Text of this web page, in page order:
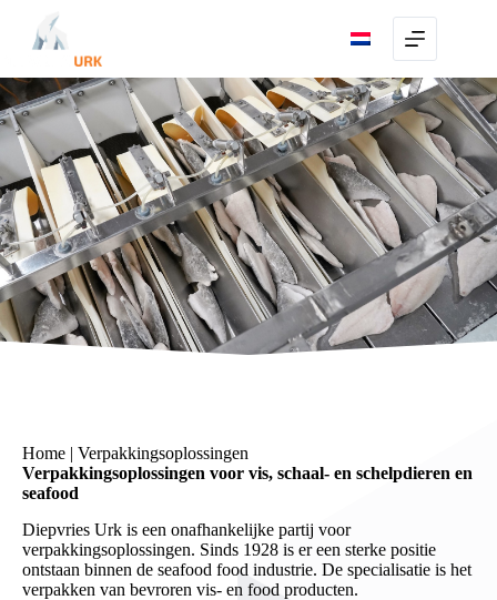
content
Home | Verpakkingsoplossingen
Verpakkingsoplossingen voor vis, schaal- en schelpdieren en
seafood
Diepvries Urk is een onafhankelijke partij voor
verpakkingsoplossingen. Sinds 1928 is er een sterke positie
ontstaan binnen de seafood food industrie. De specialisatie is het
verpakken van bevroren vis- en food producten.